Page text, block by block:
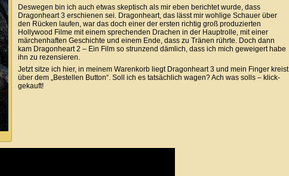
Deswegen bin ich auch etwas skeptisch als mir eben berichtet wurde, dass
Dragonheart 3 erschienen sei. Dragonheart, das lässt mir wohlige Schauer über
den Rücken laufen, war das doch einer der ersten richtig groß produzierten
Hollywood Filme mit einem sprechenden Drachen in der Hauptrolle, mit einer
märchenhaften Geschichte und einem Ende, dass zu Tränen rührte. Doch dann
kam Dragonheart 2 – Ein Film so strunzend dämlich, dass ich mich geweigert habe
ihn zu rezensieren.
Jetzt sitze ich hier, in meinem Warenkorb liegt Dragonheart 3 und mein Finger kreist
über dem „Bestellen Button“. Soll ich es tatsächlich wagen? Ach was solls – klick-
gekauft!